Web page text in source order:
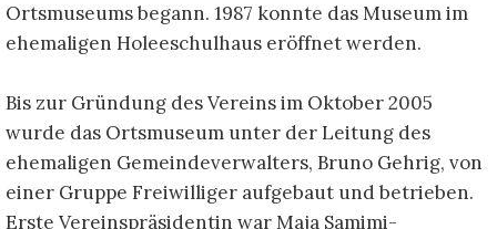
Ortsmuseums begann. 1987 konnte das Museum im
ehemaligen Holeeschulhaus eröffnet werden.
Bis zur Gründung des Vereins im Oktober 2005
wurde das Ortsmuseum unter der Leitung des
ehemaligen Gemeindeverwalters, Bruno Gehrig, von
einer Gruppe Freiwilliger aufgebaut und betrieben.
Erste Vereinspräsidentin war Maja Samimi-